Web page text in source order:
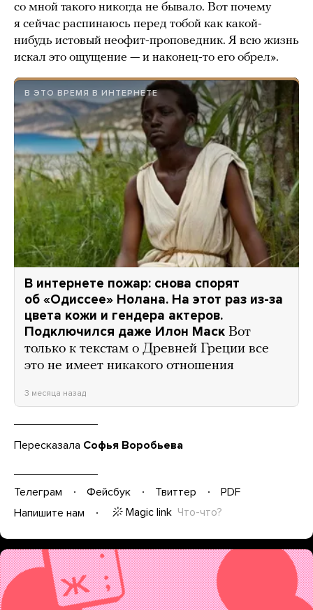
со мной такого никогда не бывало. Вот почему
я сейчас распинаюсь перед тобой как какой-
нибудь истовый неофит-проповедник. Я всю жизнь
искал это ощущение — и наконец-то его обрел».
В ЭТО ВРЕМЯ В ИНТЕРНЕТЕ
В интернете пожар: снова спорят
об «Одиссее» Нолана. На этот раз из-за
цвета кожи и гендера актеров.
Подключился даже Илон Маск Вот
только к текстам о Древней Греции все
это не имеет никакого отношения
3 месяца назад
Пересказала Софья Воробьева
Телеграм Фейсбук Твиттер
PDF
Напишите нам
Magic link Что-что?